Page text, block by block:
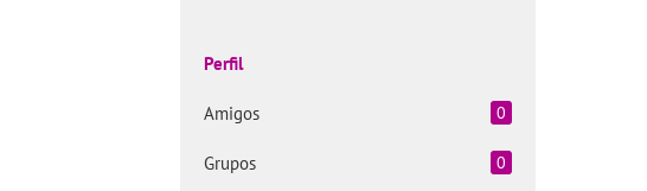
Perfil
Amigos 0
Grupos 0